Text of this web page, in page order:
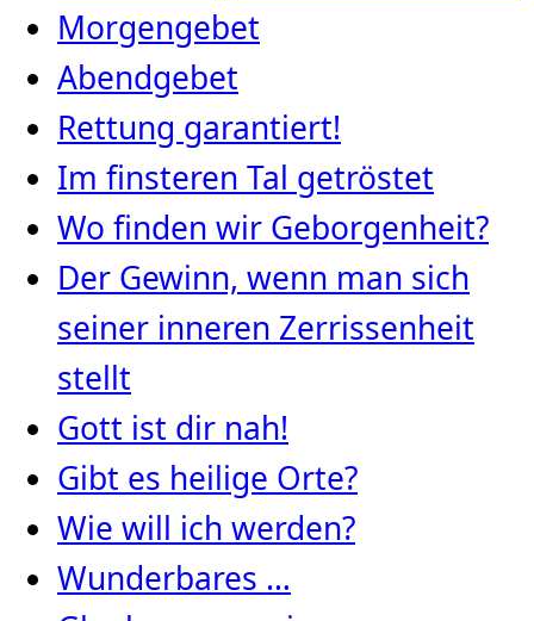
Morgengebet
Abendgebet
Rettung garantiert!
Im finsteren Tal getröstet
Wo finden wir Geborgenheit?
Der Gewinn, wenn man sich
seiner inneren Zerrissenheit
stellt
Gott ist dir nah!
Gibt es heilige Orte?
Wie will ich werden?
Wunderbares …